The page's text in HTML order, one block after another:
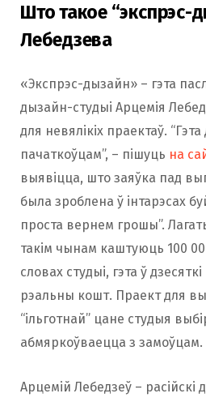
Што такое “экспрэс-
Лебедзева
«Экспрэс-дызайн» – гэта
дызайн-студыі Арцемія
для невялікіх праектаў.
пачаткоўцам”, – пішуць на
выявіцца, што заяўка пад
была зроблена ў інтарэсах
проста вернем грошы”.
такім чынам каштуюць 100
словах студыі, гэта ў
рэальны кошт. Праект для
“ільготнай” цане студыя
абмяркоўваецца з замоўцам.
Арцемій Лебедзеў – расійскі